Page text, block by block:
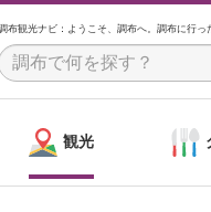
布観光ナビ：ようこそ、調布へ。調布に行っ
観光